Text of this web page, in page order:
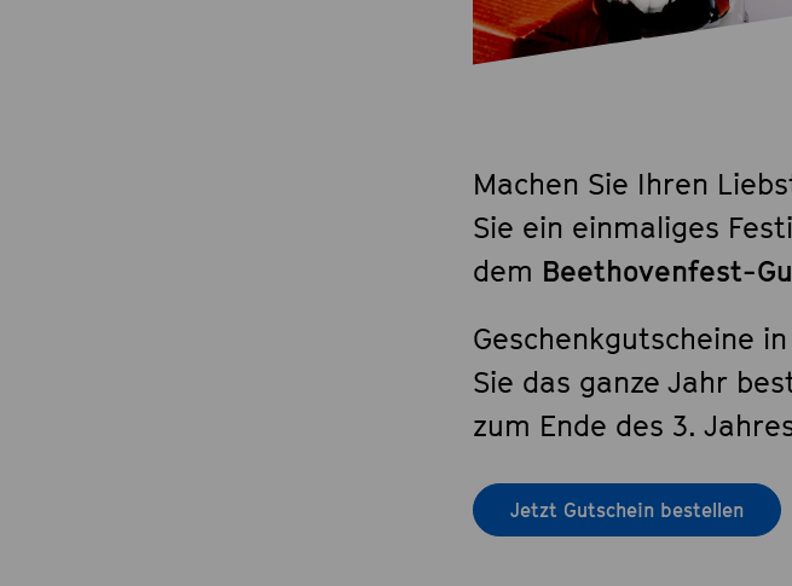
Machen Sie Ihren
Sie ein einmaliges
dem Beethovenfest-
Geschenkgutscheine
Sie das ganze Jahr
zum Ende des 3.
Jetzt Gutschein bestellen